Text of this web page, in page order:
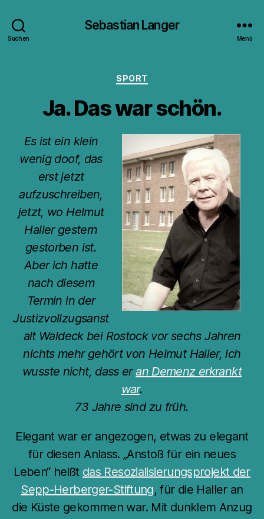
Suchen
Sebastian Langer
Menü
Kategorien
SPORT
Ja. Das war schön.
Es ist ein klein
wenig doof, das
erst jetzt
aufzuschreiben,
jetzt, wo Helmut
Haller gestern
gestorben ist.
Aber ich hatte
nach diesem
Termin in der
Justizvollzugsanst
alt Waldeck bei Rostock vor sechs Jahren
nichts mehr gehört von Helmut Haller, ich
wusste nicht, dass eran Demenz erkrankt
war.
73 Jahre sind zu früh.
Elegant war er angezogen, etwas zu elegant
für diesen Anlass. „Anstoß für ein neues
Leben“ heißt das Resozialisierungsprojekt der
Sepp-Herberger-Stiftung, für die Haller an
die Küste gekommen war. Mit dunklem Anzug